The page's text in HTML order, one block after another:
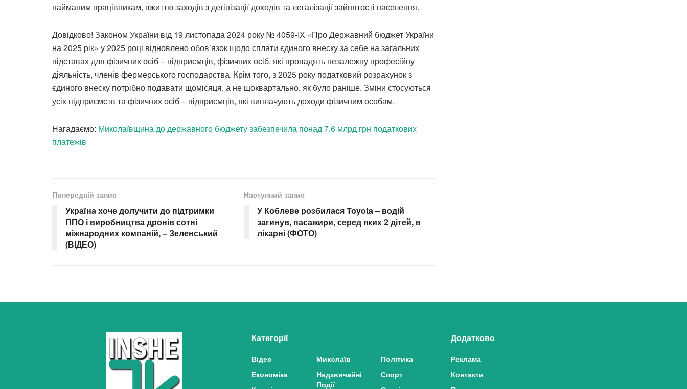
найманим працівникам, вжиттю заходів з детінізації доходів та легалізації зайнятості населення.
Довідково! Законом України від 19 листопада 2024 року № 4059-IX «Про Державний бюджет України
на 2025 рік» у 2025 році відновлено обов’язок щодо сплати єдиного внеску за себе на загальних
підставах для фізичних осіб – підприємців, фізичних осіб, які провадять незалежну професійну
діяльність, членів фермерського господарства. Крім того, з 2025 року податковий розрахунок з
єдиного внеску потрібно подавати щомісяця, а не щоквартально, як було раніше. Зміни стосуються
усіх підприємств та фізичних осіб – підприємців, які виплачують доходи фізичним особам.
Нагадаємо: Миколаївщина до державного бюджету забезпечила понад 7,6 млрд грн податкових
платежів
Попередній запис
Україна хоче долучити до підтримки
ППО і виробництва дронів сотні
міжнародних компаній, – Зеленський
(ВІДЕО)
Наступний запис
У Коблеве розбилася Toyota – водій
загинув, пасажири, серед яких 2 дітей, в
лікарні (ФОТО)
Категорії
Відео
Економіка
Миколаїв
Надзвичайні
Події
Політика
Спорт
Додатково
Реклама
Контакти